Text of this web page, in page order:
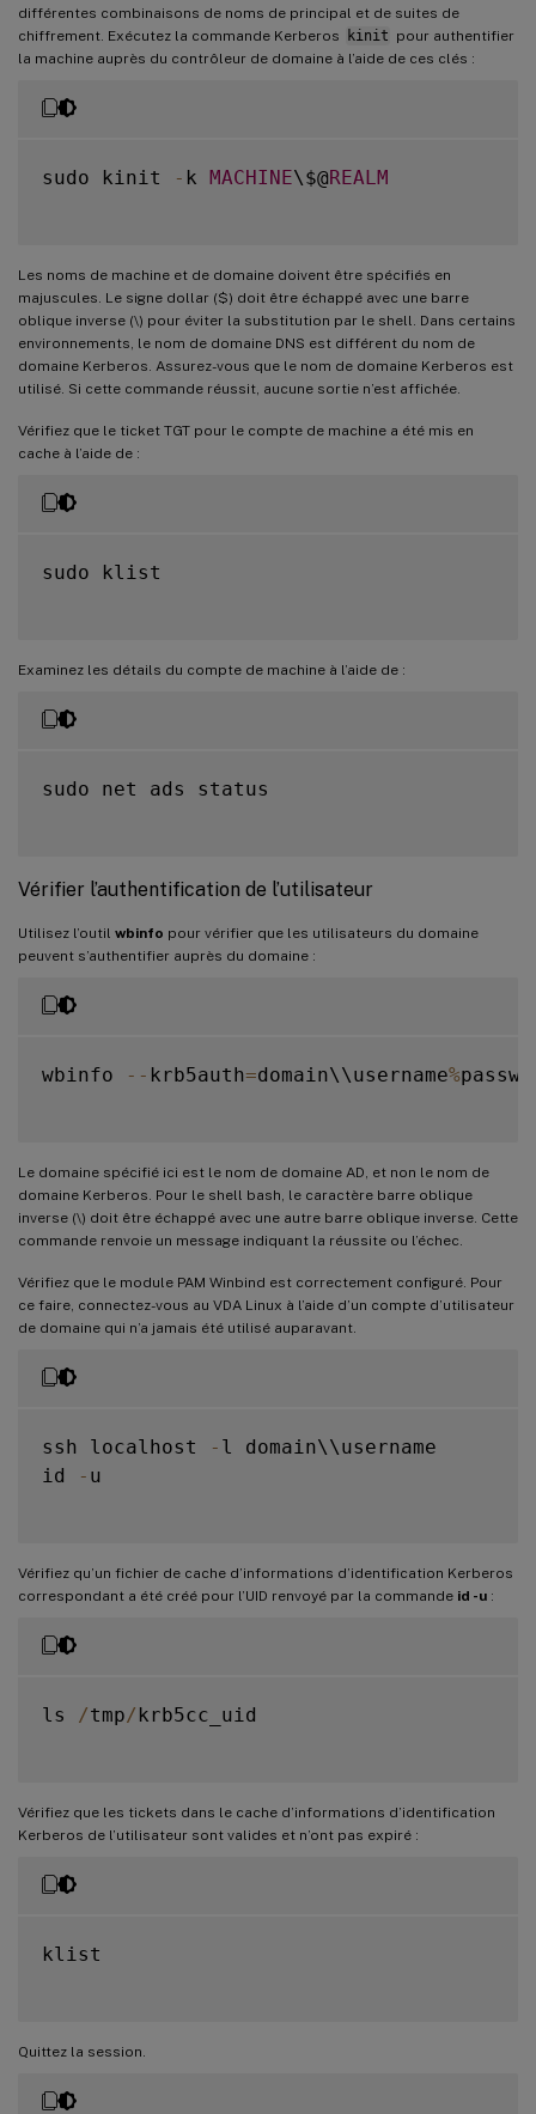
différentes combinaisons de noms de principal et de suites de
chiffrement. Exécutez la commande Kerberos
kinit pour authentifier
la machine auprès du contrôleur de domaine à l’aide de ces clés :
sudo kinit - k MACHINE\$@REALM
Les noms de machine et de domaine doivent être spécifiés en
majuscules. Le signe dollar ($) doit être échappé avec une barre
oblique inverse (\) pour éviter la substitution par le shell. Dans certains
environnements, le nom de domaine DNS est différent du nom de
domaine Kerberos. Assurez-vous que le nom de domaine Kerberos est
utilisé. Si cette commande réussit, aucune sortie n’est affichée.
Vérifiez que le ticket TGT pour le compte de machine a été mis en
cache à l’aide de :
sudo klist
Examinez les détails du compte de machine à l’aide de :
sudo net ads status
Vérifier l’authentification de l’utilisateur
Utilisez l’outil wbinfo pour vérifier que les utilisateurs du domaine
peuvent s’authentifier auprès du domaine :
wbinfo -- krb5auth=domain\\username%
Le domaine spécifié ici est le nom de domaine AD, et non le nom de
domaine Kerberos. Pour le shell bash, le caractère barre oblique
inverse (\) doit être échappé avec une autre barre oblique inverse. Cette
commande renvoie un message indiquant la réussite ou l’échec.
Vérifiez que le module PAM Winbind est correctement configuré. Pour
ce faire, connectez-vous au VDA Linux à l’aide d’un compte d’utilisateur
de domaine qui n’a jamais été utilisé auparavant.
ssh localhost - l domain\\username
id
- u
Vérifiez qu’un fichier de cache d’informations d’identification Kerberos
correspondant a été créé pour l’UID renvoyé par la commande id -u :
ls /tmp/ krb5cc_uid
Vérifiez que les tickets dans le cache d’informations d’identification
Kerberos de l’utilisateur sont valides et n’ont pas expiré :
klist
Quittez la session.